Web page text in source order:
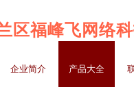
区福峰飞网络
企业简介 产品大全